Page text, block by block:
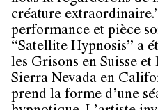
créature
performance et pièce
“Satellite Hypnosis” a
les Grisons en Suisse
Sierra Nevada en
prend la forme d’une